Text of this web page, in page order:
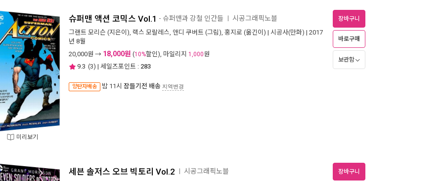
미리보기
슈퍼맨 액션 코믹스 Vol.1 - 슈퍼맨과 강철 인간들 시공그래픽노블
그랜트 모리슨 (지은이), 랙스 모랄레스, 앤디 쿠버트 (그림), 홍지로 (옮긴이) | 시공사(만화) | 2017
년 8월
20,000원 → 18,000원 (10%할인), 마일리지 1,000원
9.3 (3) | 세일즈포인트 : 283
양탄자배송 밤 11시 잠들기전 배송 지역변경
장바구니
바로구매
보관함
세븐 솔저스 오브 빅토리 Vol.2 시공그래픽노블 장바구니